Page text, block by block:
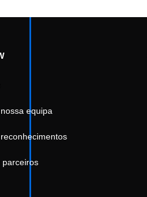
equipa
parceiros